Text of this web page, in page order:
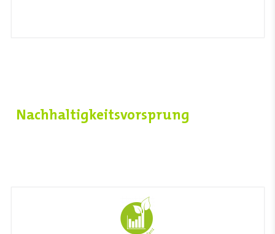
Nachhaltigkeitsvorsprung